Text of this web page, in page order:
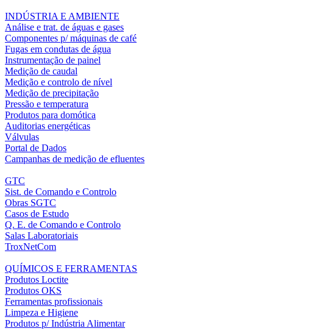
INDÚSTRIA E AMBIENTE
Análise e trat. de águas e gases
Componentes p/ máquinas de café
Fugas em condutas de água
Instrumentação de painel
Medição de caudal
Medição e controlo de nível
Medição de precipitação
Pressão e temperatura
Produtos para domótica
Auditorias energéticas
Válvulas
Portal de Dados
Campanhas de medição de efluentes
GTC
Sist. de Comando e Controlo
Obras SGTC
Casos de Estudo
Q. E. de Comando e Controlo
Salas Laboratoriais
TroxNetCom
QUÍMICOS E FERRAMENTAS
Produtos Loctite
Produtos OKS
Ferramentas profissionais
Limpeza e Higiene
Produtos p/ Indústria Alimentar